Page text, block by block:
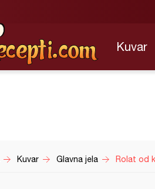
Kuvar
Kuvar Glavna jela Rolat od